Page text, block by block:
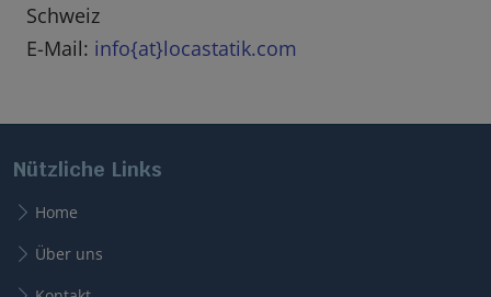
Schweiz
E-Mail: info{at}locastatik.com
Nützliche Links
Home
Über uns